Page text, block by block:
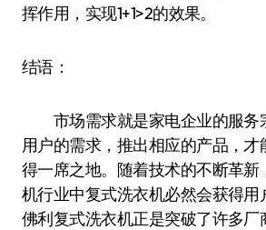
挥作用，实现1+1>2的效果。
结语：
市场需求就是家电企业的服务
用户的需求，推出相应的产品，才
得一席之地。随着技术的不断革新
机行业中复式洗衣机必然会获得用
佛利复式洗衣机正是突破了许多厂